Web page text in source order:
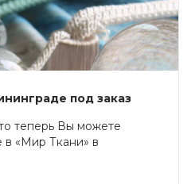
под заказ
теперь Вы можете
в «Мир Ткани» в